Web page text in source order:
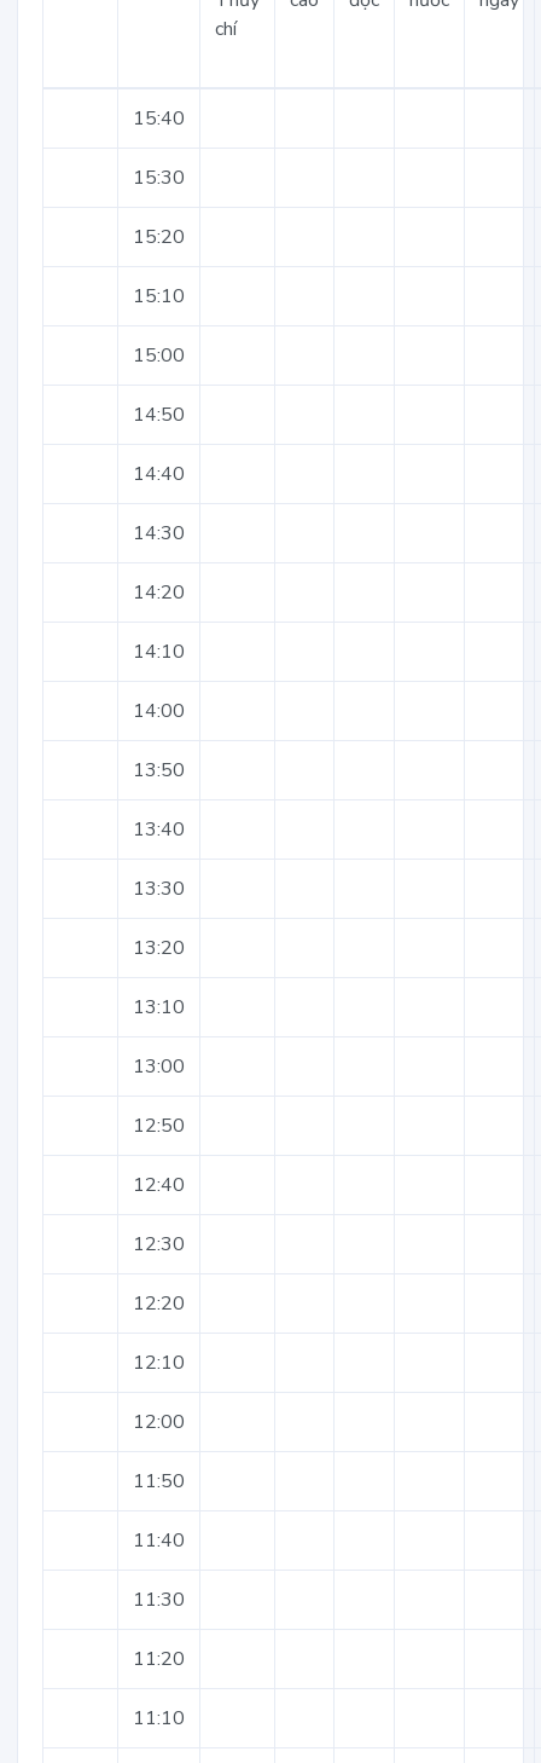
chí
15:40
15:30
15:20
15:10
15:00
14:50
14:40
14:30
14:20
14:10
14:00
13:50
13:40
13:30
13:20
13:10
13:00
12:50
12:40
12:30
12:20
12:10
12:00
11:50
11:40
11:30
11:20
11:10